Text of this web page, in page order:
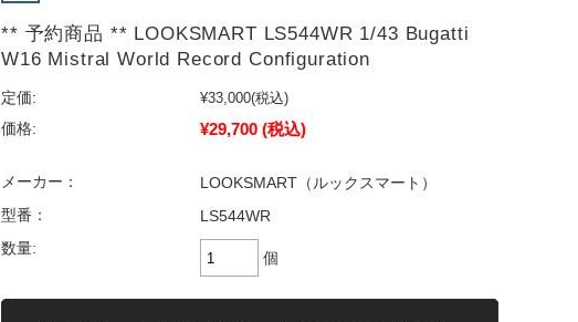
** 予約商品 ** LOOKSMART LS544WR 1/43 Bugatti
W16 Mistral World Record Configuration
定価: ¥33,000(税込)
価格:
¥29,700 (税込)
メーカー：
LOOKSMART（ルックスマート）
型番：
LS544WR
数量:
個